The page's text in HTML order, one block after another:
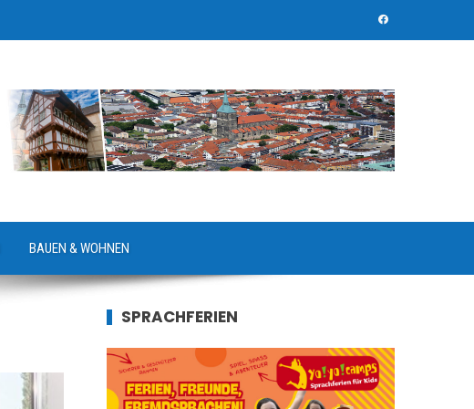
BAUEN & WOHNEN
SPRACHFERIEN